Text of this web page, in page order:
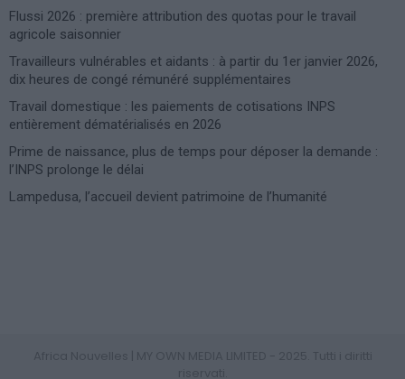
Flussi 2026 : première attribution des quotas pour le travail
agricole saisonnier
Travailleurs vulnérables et aidants : à partir du 1er janvier 2026,
dix heures de congé rémunéré supplémentaires
Travail domestique : les paiements de cotisations INPS
entièrement dématérialisés en 2026
Prime de naissance, plus de temps pour déposer la demande :
l’INPS prolonge le délai
Lampedusa, l’accueil devient patrimoine de l’humanité